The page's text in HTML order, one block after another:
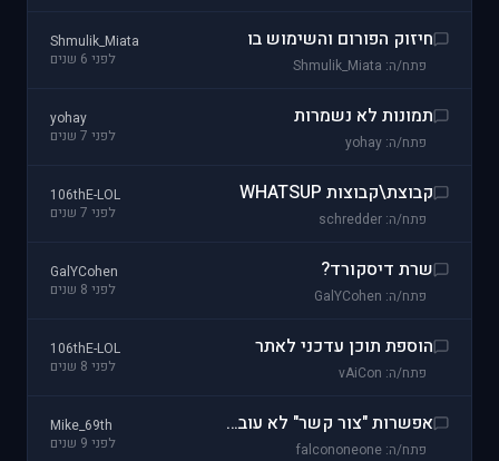
חיזוק הפורום והשימוש בו
פתח/ה: Shmulik_Miata
Shmulik_Miata
לפני 6 שנים
תמונות לא נשמרות
פתח/ה: yohay
yohay
לפני 7 שנים
קבוצת\קבוצות WHATSUP
פתח/ה: schredder
106thE-LOL
לפני 7 שנים
שרת דיסקורד?
פתח/ה: GalYCohen
GalYCohen
לפני 8 שנים
הוספת תוכן עדכני לאתר
פתח/ה: vAiCon
106thE-LOL
לפני 8 שנים
אפשרות "צור קשר" לא עובדת
פתח/ה: falcononeone
Mike_69th
לפני 9 שנים